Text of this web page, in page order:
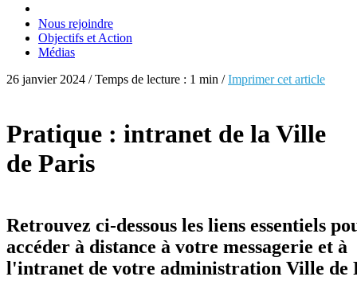
Nous rejoindre
Objectifs et Action
Médias
26 janvier 2024 / Temps de lecture : 1 min /Imprimer cet article
Pratique : intranet de la Ville
de Paris
Retrouvez ci-dessous les liens essentiels
accéder à distance à votre messagerie et à
l'intranet de votre administration Ville de